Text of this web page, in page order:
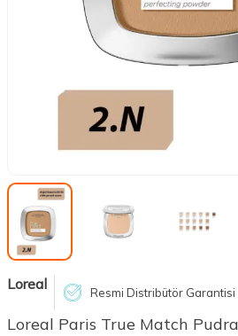
Loreal Resmi Distribütör Garantisi
Loreal Paris True Match